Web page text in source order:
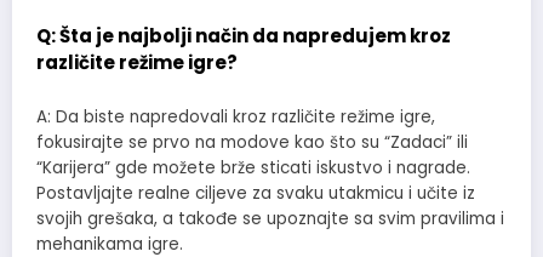
Q: Šta je najbolji način da napredujem kroz
različite režime igre?
A: Da biste napredovali kroz različite režime igre,
fokusirajte se prvo na modove kao što su “Zadaci” ili
“Karijera” gde možete brže sticati iskustvo i nagrade.
Postavljajte realne ciljeve za svaku utakmicu i učite iz
svojih grešaka, a takođe se upoznajte sa svim pravilima i
mehanikama igre.